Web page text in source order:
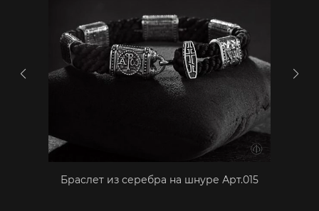
Браслет из серебра на шнуре Арт.015